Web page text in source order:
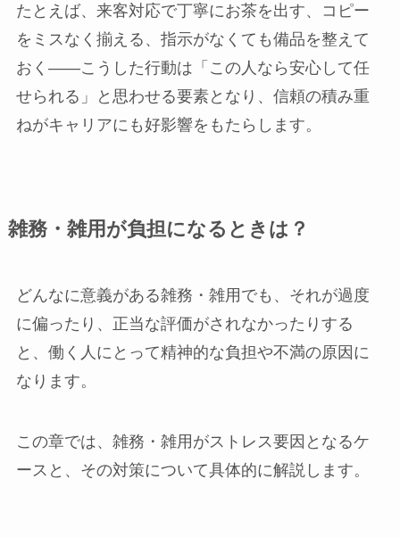
たとえば、来客対応で丁寧にお茶を出す、コピー
をミスなく揃える、指示がなくても備品を整えて
おく――こうした行動は「この人なら安心して任
せられる」と思わせる要素となり、信頼の積み重
ねがキャリアにも好影響をもたらします。
雑務・雑用が負担になるときは？
どんなに意義がある雑務・雑用でも、それが過度
に偏ったり、正当な評価がされなかったりする
と、働く人にとって精神的な負担や不満の原因に
なります。
この章では、雑務・雑用がストレス要因となるケ
ースと、その対策について具体的に解説します。